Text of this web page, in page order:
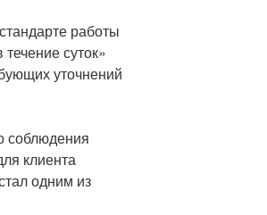
работы
суток»
уточнений
соблюдения
клиента
одним из